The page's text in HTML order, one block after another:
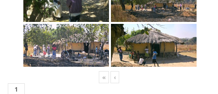
« ‹